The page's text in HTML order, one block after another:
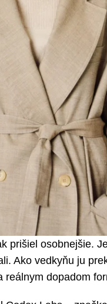
prišiel osobnejšie.
Ako vedkyňu ju
reálnym dopadom